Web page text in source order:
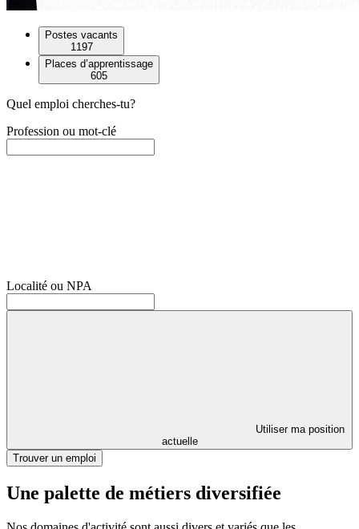
Postes vacants
1197
Places d’apprentissage
605
Quel emploi cherches-tu?
Profession ou mot-clé
Localité ou NPA
Utiliser ma position
actuelle
Trouver un emploi
Une palette de métiers diversifiée